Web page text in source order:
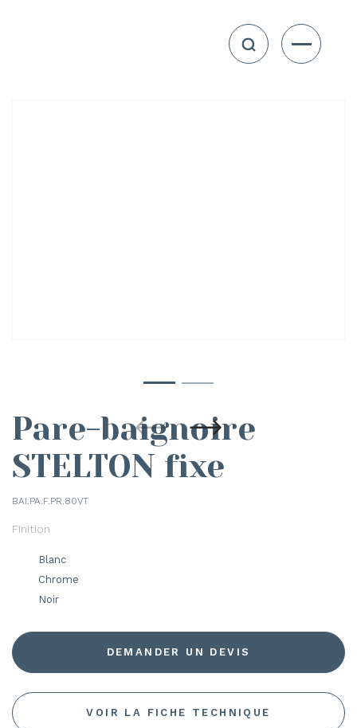
Pare-baignoire
STELTON fixe
BAI.PA.F.PR.80VT
Finition
Blanc
Chrome
Noir
DEMANDER UN DEVIS
VOIR LA FICHE TECHNIQUE